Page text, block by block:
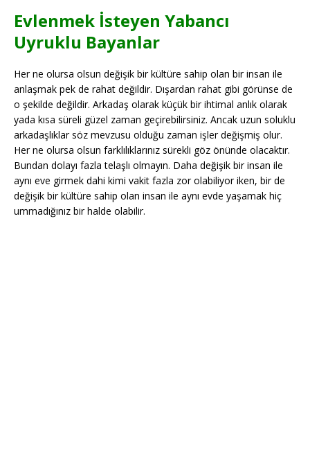
Evlenmek İsteyen Yabancı
Uyruklu Bayanlar
Her ne olursa olsun değişik bir kültüre sahip olan bir insan ile
anlaşmak pek de rahat değildir. Dışardan rahat gibi görünse de
o şekilde değildir. Arkadaş olarak küçük bir ihtimal anlık olarak
yada kısa süreli güzel zaman geçirebilirsiniz. Ancak uzun soluklu
arkadaşlıklar söz mevzusu olduğu zaman işler değişmiş olur.
Her ne olursa olsun farklılıklarınız sürekli göz önünde olacaktır.
Bundan dolayı fazla telaşlı olmayın. Daha değişik bir insan ile
aynı eve girmek dahi kimi vakit fazla zor olabiliyor iken, bir de
değişik bir kültüre sahip olan insan ile aynı evde yaşamak hiç
ummadığınız bir halde olabilir.